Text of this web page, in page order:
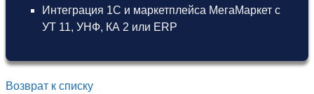
Интеграция 1С и маркетплейса МегаМаркет с
УТ 11, УНФ, КА 2 или ERP
Возврат к списку